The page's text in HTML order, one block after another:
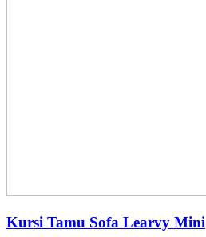
Kursi Tamu Sofa Learvy Mini